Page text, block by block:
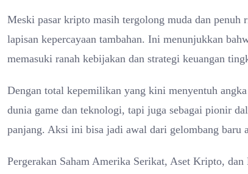
Meski pasar kripto masih tergolong muda dan
lapisan kepercayaan tambahan. Ini menunjukkan
memasuki ranah kebijakan dan strategi keuangan
Dengan total kepemilikan yang kini menyentuh
dunia game dan teknologi, tapi juga sebagai pionir
panjang. Aksi ini bisa jadi awal dari gelombang baru
Pergerakan Saham Amerika Serikat, Aset Kripto,